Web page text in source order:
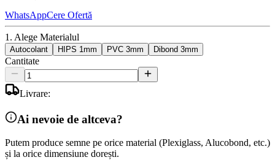
WhatsAppCere Ofertă
1. Alege Materialul
Autocolant HIPS 1mm PVC 3mm Dibond 3mm
Cantitate
Livrare:
Ai nevoie de altceva?
Putem produce semne pe orice material (Plexiglass, Alucobond, etc.)
și la orice dimensiune dorești.